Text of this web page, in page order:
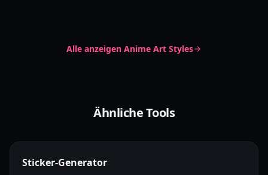
Alle anzeigen Anime Art Styles
Ähnliche Tools
Sticker-Generator